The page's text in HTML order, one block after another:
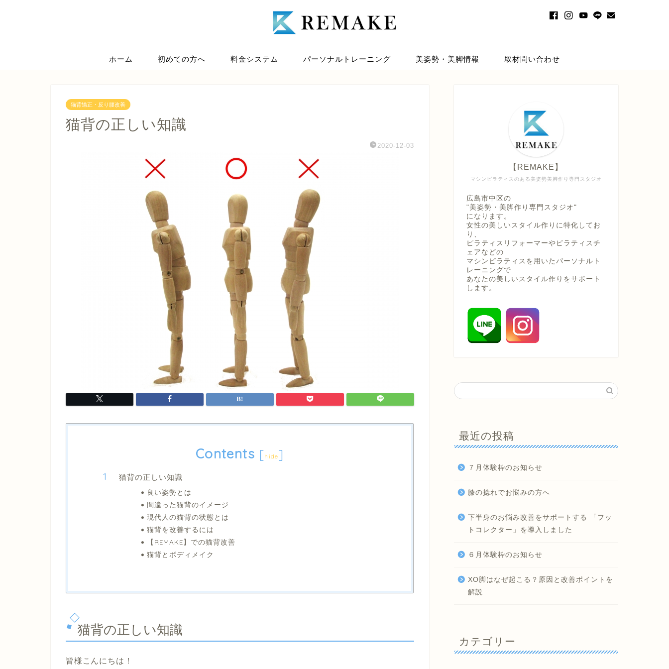
ホーム 初めての方へ 料金システム パーソナルトレーニング 美姿勢・美脚情報 取材問い合わせ
猫背矯正・反り腰改善
猫背の正しい知識
2020-12-03
Contents [hide]
猫背の正しい知識
良い姿勢とは
間違った猫背のイメージ
現代人の猫背の状態とは
猫背を改善するには
【REMAKE】での猫背改善
猫背とボディメイク
猫背の正しい知識
皆様こんにちは！
マシンピラティスのある美姿勢美脚作り専門スタジオ
【REMAKE】
広島市中区の
"美姿勢・美脚作り専門スタジオ"
になります。
女性の美しいスタイル作りに特化してお
り、
ピラティスリフォーマーやピラティスチ
ェアなどの
マシンピラティスを用いたパーソナルト
レーニングで
あなたの美しいスタイル作りをサポート
します。
最近の投稿
７月体験枠のお知らせ
膝の捻れでお悩みの方へ
下半身のお悩み改善をサポートする 「フッ
トコレクター」を導入しました
６月体験枠のお知らせ
XO脚はなぜ起こる？原因と改善ポイントを
解説
カテゴリー